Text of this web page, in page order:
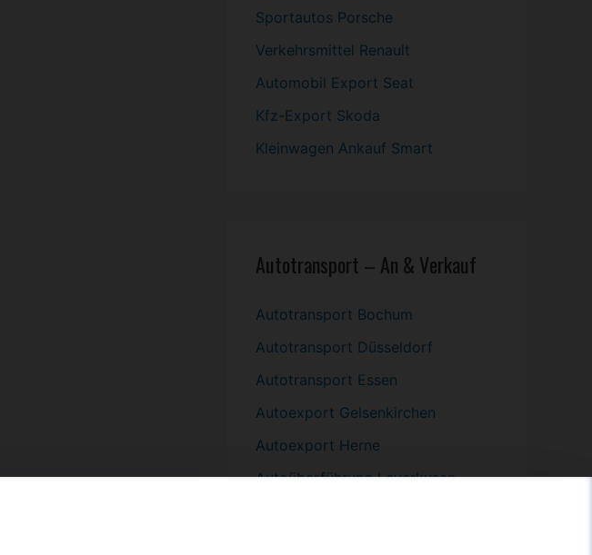
Sportautos Porsche
Verkehrsmittel Renault
Automobil Export Seat
Kfz-Export Skoda
Kleinwagen Ankauf Smart
Autotransport – An & Verkauf
Autotransport Bochum
Autotransport Düsseldorf
Autotransport Essen
Autoexport Gelsenkirchen
Autoexport Herne
Autoüberführung Leverkusen